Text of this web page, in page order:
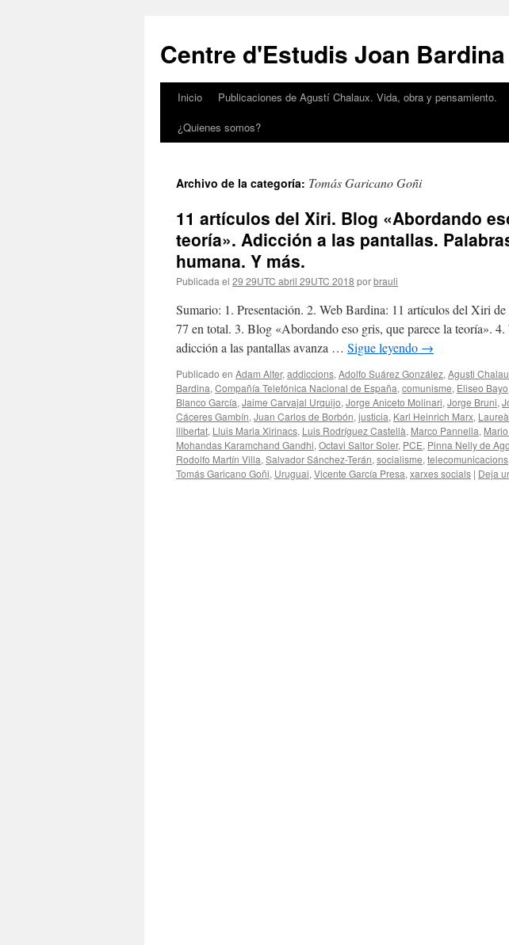
contenido
Centre d'Estudis Joan Bardina
Inicio Publicaciones de Agustí Chalaux. Vida, obra y pensamiento.
¿Quienes somos?
Archivo de la categoría: Tomás Garicano Goñi
11 artículos del Xiri. Blog «Abordando
teoría». Adicción a las pantallas.
humana. Y más.
Publicada el 29 29UTC abril 29UTC 2018 porbrauli
Sumario: 1. Presentación. 2. Web Bardina: 11 artículos del Xiri
77 en total. 3. Blog «Abordando eso gris, que parece la teoría».
adicción a las pantallas avanza … Sigue leyendo →
Publicado en Adam Alter, addiccions, Adolfo Suárez González, Agusti
Bardina, Compañía Telefónica Nacional de España, comunisme, Eliseo Bayo
Blanco García, Jaime Carvajal Urquijo, Jorge Aniceto Molinari, Jorge Bruni,
Cáceres Gambín, Juan Carlos de Borbón, justicia, Karl Heinrich Marx,
llibertat, Lluis Maria Xirinacs, Luis Rodríguez Castellà, Marco Pannella,
Mohandas Karamchand Gandhi, Octavi Saltor Soler, PCE, Pinna Nelly de
Rodolfo Martín Villa, Salvador Sánchez-Terán, socialisme, telecomunicacions
Tomás Garicano Goñi, Uruguai, Vicente García Presa, xarxes socials | Deja